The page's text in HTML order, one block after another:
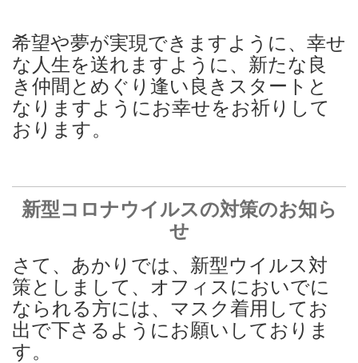
希望や夢が実現できますように、幸せ
な人生を送れますように、新たな良
き仲間とめぐり逢い良きスタートと
なりますようにお幸せをお祈りして
おります。
新型コロナウイルスの対策のお知ら
せ
さて、あかりでは、新型ウイルス対
策としまして、オフィスにおいでに
なられる方には、マスク着用してお
出で下さるようにお願いしておりま
す。